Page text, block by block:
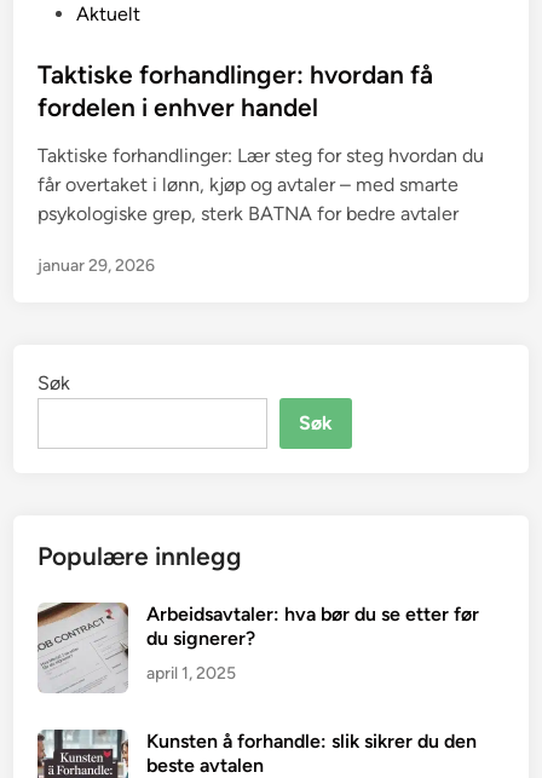
s
t
d
i
n
Aktuelt
Taktiske forhandlinger: hvordan få
fordelen i enhver handel
Taktiske forhandlinger: Lær steg for steg hvordan du
får overtaket i lønn, kjøp og avtaler – med smarte
psykologiske grep, sterk BATNA for bedre avtaler
januar 29, 2026
Søk
Søk
Populære innlegg
Arbeidsavtaler: hva bør du se etter før
du signerer?
april 1, 2025
Kunsten å forhandle: slik sikrer du den
beste avtalen